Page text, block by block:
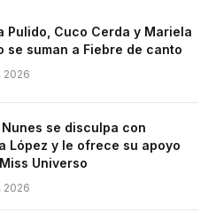
Pulido, Cuco Cerda y Mariela
se suman a Fiebre de canto
2026
se disculpa con
López y le ofrece su apoyo
Universo
2026